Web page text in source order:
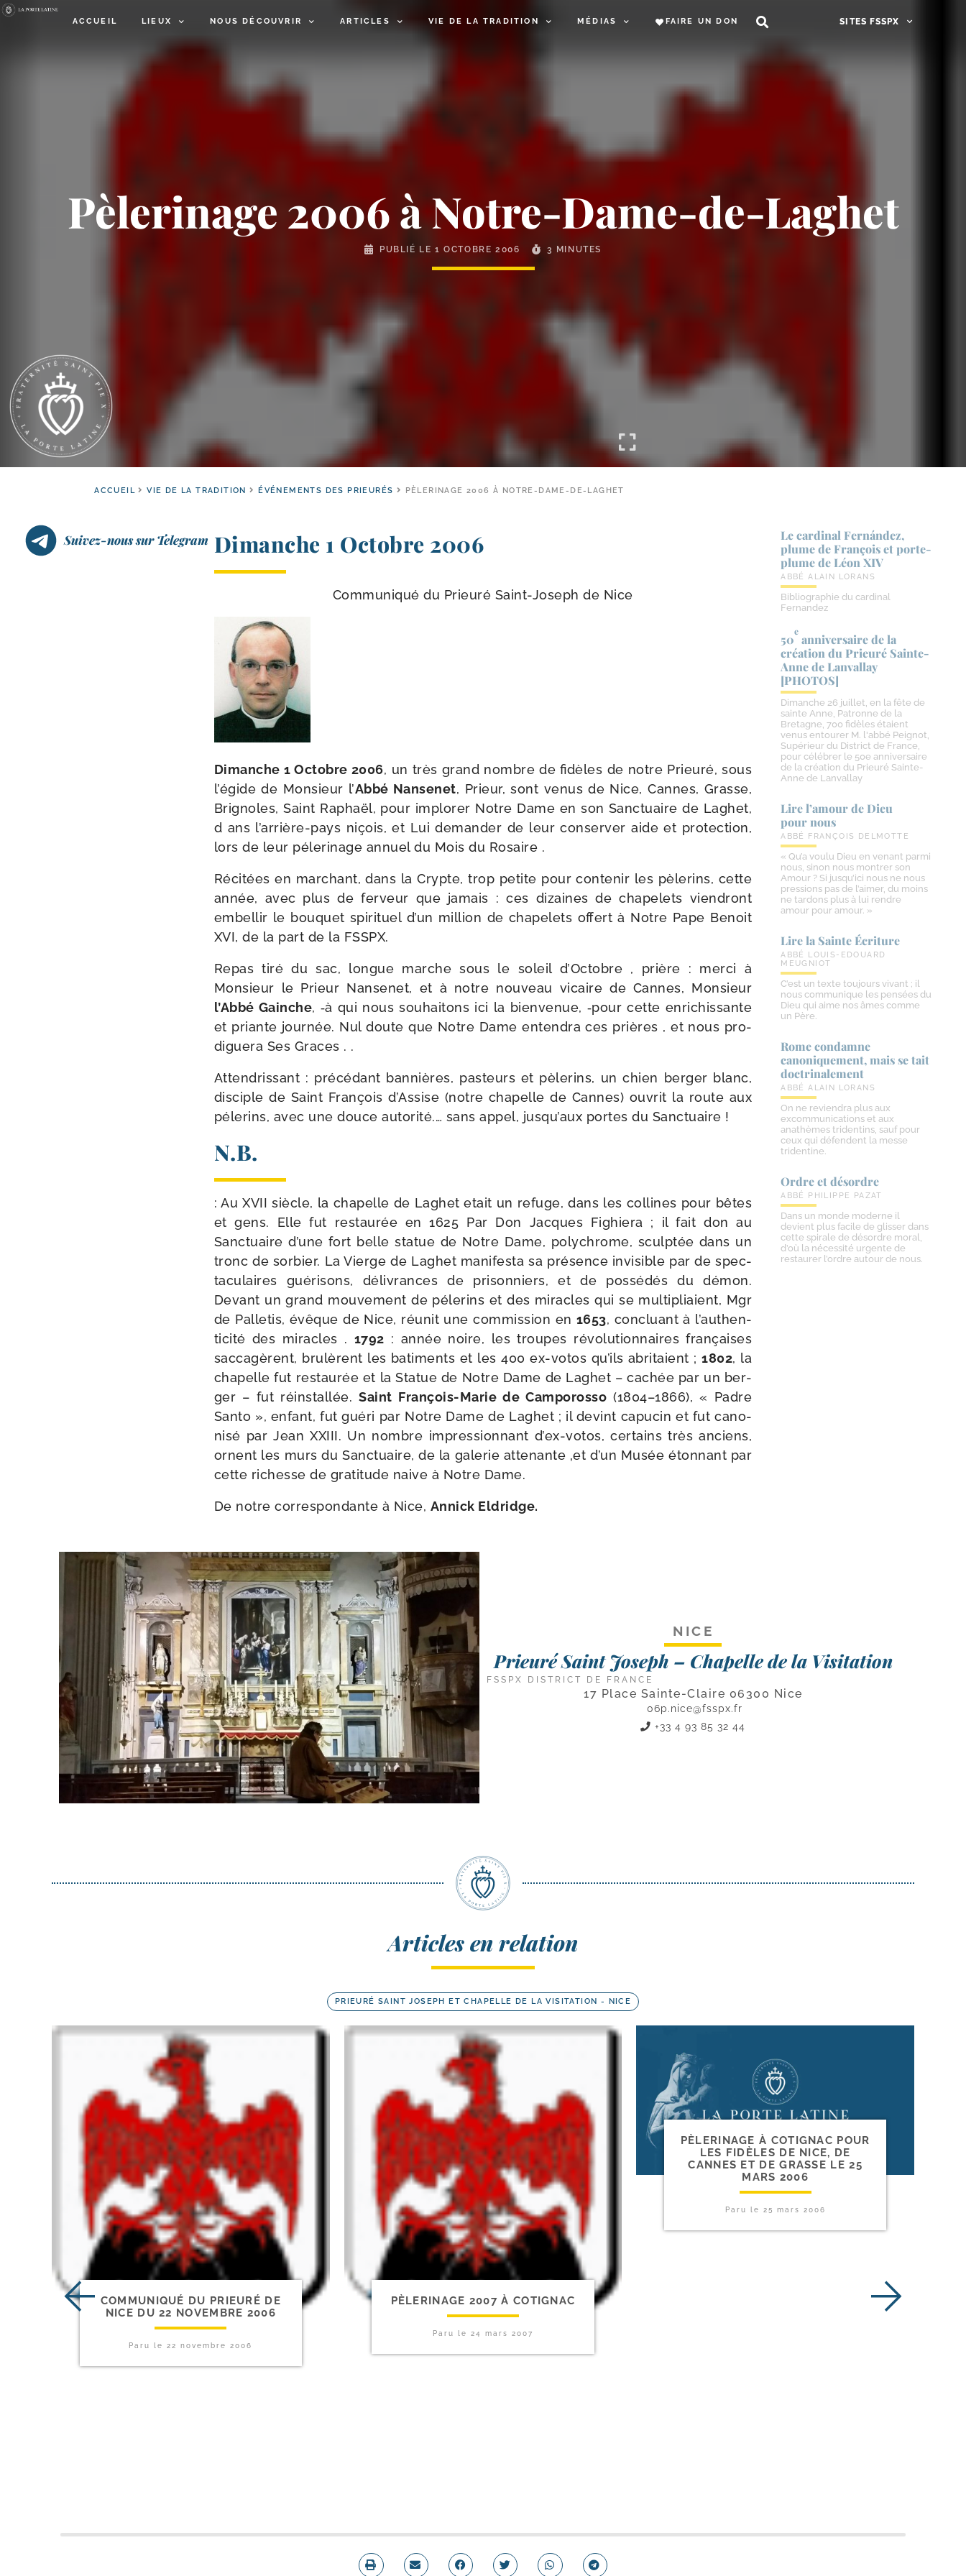
ACCUEIL LIEUX NOUS DÉCOUVRIR ARTICLES VIE DE LA TRADITION MÉDIAS FAIRE UN DON SITES FSSPX
Pèlerinage 2006 à Notre-Dame-de-Laghet
PUBLIÉ LE1 OCTOBRE 2006 3 MINUTES
ACCUEIL VIE DE LA TRADITION ÉVÉNEMENTS DES PRIEURÉS PÈLERINAGE 2006 À NOTRE-DAME-DE-LAGHET
Suivez-nous sur Telegram Dimanche 1 Octobre 2006
Communiqué du Prieuré Saint-​Joseph de Nice
Dimanche 1 Octobre 2006, un très grand nombre de fidèles de notre Prieuré, sous
l’é­gide de Monsieur l’Abbé Nansenet, Prieur, sont venus de Nice, Cannes, Grasse,
Brignoles, Saint Raphaël, pour implo­rer Notre Dame en son Sanctuaire de Laghet,
d ans l’arrière-​pays niçois, et Lui deman­der de leur conser­ver aide et pro­tec­tion,
lors de leur péle­ri­nage annuel du Mois du Rosaire .
Récitées en mar­chant, dans la Crypte, trop petite pour conte­nir les pèle­rins, cette
année, avec plus de fer­veur que jamais : ces dizaines de cha­pe­lets vien­dront
embel­lir le bou­quet spi­ri­tuel d’un mil­lion de cha­pe­lets offert à Notre Pape Benoit
XVI, de la part de la FSSPX.
Repas tiré du sac, longue marche sous le soleil d’Octobre , prière : mer­ci à
Monsieur le Prieur Nansenet, et à notre nou­veau vicaire de Cannes, Monsieur
l’Abbé Gainche, ‑à qui nous sou­hai­tons ici la bien­ve­nue, ‑pour cette enri­chis­sante
et priante jour­née. Nul doute que Notre Dame enten­dra ces prières , et nous pro­
di­gue­ra Ses Graces . .
Attendrissant : pré­cé­dant ban­nières, pas­teurs et pèle­rins, un chien ber­ger blanc,
dis­ciple de Saint François d’Assise (notre cha­pelle de Cannes) ouvrit la route aux
péle­rins, avec une douce auto­ri­té.… sans appel, jus­qu’aux portes du Sanctuaire !
N.B.
: Au XVII siècle, la cha­pelle de Laghet etait un refuge, dans les col­lines pour bêtes
et gens. Elle fut res­tau­rée en 1625 Par Don Jacques Fighiera ; il fait don au
Sanctuaire d’une fort belle sta­tue de Notre Dame, poly­chrome, sculp­tée dans un
tronc de sor­bier. La Vierge de Laghet mani­fes­ta sa pré­sence invi­sible par de spec­
ta­cu­laires gué­ri­sons, déli­vrances de pri­son­niers, et de pos­sé­dés du démon.
Devant un grand mou­ve­ment de péle­rins et des miracles qui se mul­ti­pliaient, Mgr
de Palletis, évêque de Nice, réunit une com­mis­sion en 1653, concluant à l’au­then­
ti­ci­té des miracles . 1792 : année noire, les troupes révo­lu­tion­naires fran­çaises
sac­ca­gèrent, bru­lèrent les bati­ments et les 400 ex-​votos qu’ils abri­taient ;1802, la
cha­pelle fut res­tau­rée et la Statue de Notre Dame de Laghet – cachée par un ber­
ger – fut réins­tal­lée.Saint François-​Marie de Camporosso (1804–1866), « Padre
Santo », enfant, fut gué­ri par Notre Dame de Laghet ; il devint capu­cin et fut cano­
ni­sé par Jean XXIII. Un nombre impres­sion­nant d’ex-​votos, cer­tains très anciens,
ornent les murs du Sanctuaire, de la gale­rie atte­nante ‚et d’un Musée éton­nant par
cette richesse de gra­ti­tude naive à Notre Dame.
De notre cor­res­pon­dante à Nice, Annick Eldridge.
Le cardinal Fernández,
plume de François et porte-​
plume de Léon XIV
ABBÉ ALAIN LORANS
Bibliographie du cardinal
Fernandez
50
e
anniversaire de la
création du Prieuré Sainte-​
Anne de Lanvallay
[PHOTOS]
Dimanche 26 juillet, en la fête de
sainte Anne, Patronne de la
Bretagne, 700 fidèles étaient
venus entourer M. l'abbé Peignot,
Supérieur du District de France,
pour célébrer le 50e anniversaire
de la création du Prieuré Sainte-
Anne de Lanvallay
Lire l’amour de Dieu
pour nous
ABBÉ FRANÇOIS DELMOTTE
« Qu’a voulu Dieu en venant parmi
nous, sinon nous montrer son
Amour ? Si jusqu’ici nous ne nous
pressions pas de l’aimer, du moins
ne tardons plus à lui rendre
amour pour amour. »
Lire la Sainte Écriture
ABBÉ LOUIS-EDOUARD
MEUGNIOT
C’est un texte toujours vivant ; il
nous communique les pensées du
Dieu qui aime nos âmes comme
un Père.
Rome condamne
canoniquement, mais se tait
doctrinalement
ABBÉ ALAIN LORANS
On ne reviendra plus aux
excommunications et aux
anathèmes tridentins, sauf pour
ceux qui défendent la messe
tridentine.
Ordre et désordre
ABBÉ PHILIPPE PAZAT
Dans un monde moderne il
devient plus facile de glisser dans
cette spirale de désordre moral,
d’où la nécessité urgente de
restaurer l’ordre autour de nous.
NICE
Prieuré Saint Joseph – Chapelle de la Visitation
FSSPX DISTRICT DE FRANCE
17 Place Sainte-Claire 06300 Nice
06p.nice@fsspx.fr
+33 4 93 85 32 44
Articles en relation
PRIEURÉ SAINT JOSEPH ET CHAPELLE DE LA VISITATION - NICE
COMMUNIQUÉ DU PRIEURÉ DE
NICE DU 22 NOVEMBRE 2006
Paru le22 novembre 2006
PÈLERINAGE 2007 À COTIGNAC
Paru le 24 mars 2007
PÈLERINAGE À COTIGNAC POUR
LES FIDÈLES DE NICE, DE
CANNES ET DE GRASSE LE 25
MARS 2006
Paru le 25 mars 2006